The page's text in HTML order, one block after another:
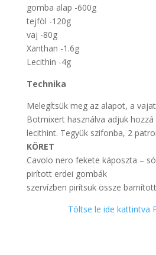
gomba alap -600g
tejföl -120g
vaj -80g
Xanthan -1.6g
Lecithin -4g
Technika
Melegítsük meg az alapot, a
Botmixert használva adjuk
lecithint. Tegyük szifonba, 2
KÖRET
Cavolo nero fekete káposzta –
pirított erdei gombák
szervízben pirítsuk össze
Töltse le ide kattintva